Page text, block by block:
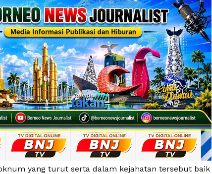
yang turut serta dalam kejahatan tersebut baik